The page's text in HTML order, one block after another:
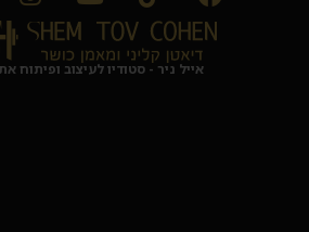
אייל ניר - סטודיו לעיצוב ופיתוח